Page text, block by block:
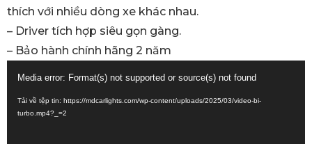
thích với nhiều dòng xe khác nhau.
– Driver tích hợp siêu gọn gàng.
– Bảo hành chính hãng 2 năm
Video
Media error: Format(s) not supported or source(s) not found
Tải về tệp tin: https://mdcarlights.com/wp-content/uploads/2025/03/video-bi-
turbo.mp4?_=2